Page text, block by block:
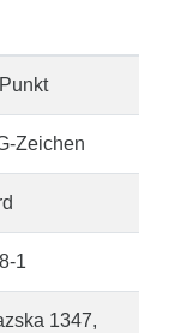
Zeichen
1
1347,